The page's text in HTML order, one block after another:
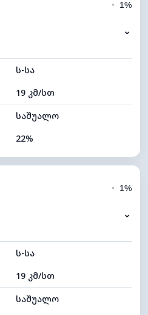
7 (ნათელი)
11440 მ
◔ 1%
⌄
ს-სა
19 კმ/სთ
საშუალო
22%
7 (ნათელი)
11600 მ
◔ 1%
⌄
ს-სა
19 კმ/სთ
საშუალო